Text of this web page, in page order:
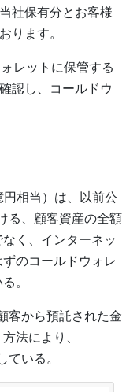
社保有分とお客様
ります。
レットに保管する
認し、コールドウ
相当）は、以前公
る、顧客資産の全額
く、インターネッ
のコールドウォレ
。
客から預託された金
法により、
ている。